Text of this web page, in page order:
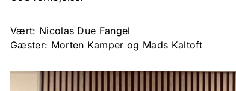
Vært: Nicolas Due Fangel
Gæster: Morten Kamper og Mads Kaltoft